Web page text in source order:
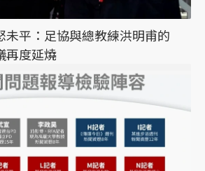
未平：足協與總教練洪明甫的
再度延燒